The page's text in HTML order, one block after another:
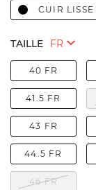
CUIR
TAILLE
40 FR
41.5 FR
43 FR
44.5 FR
46 FR